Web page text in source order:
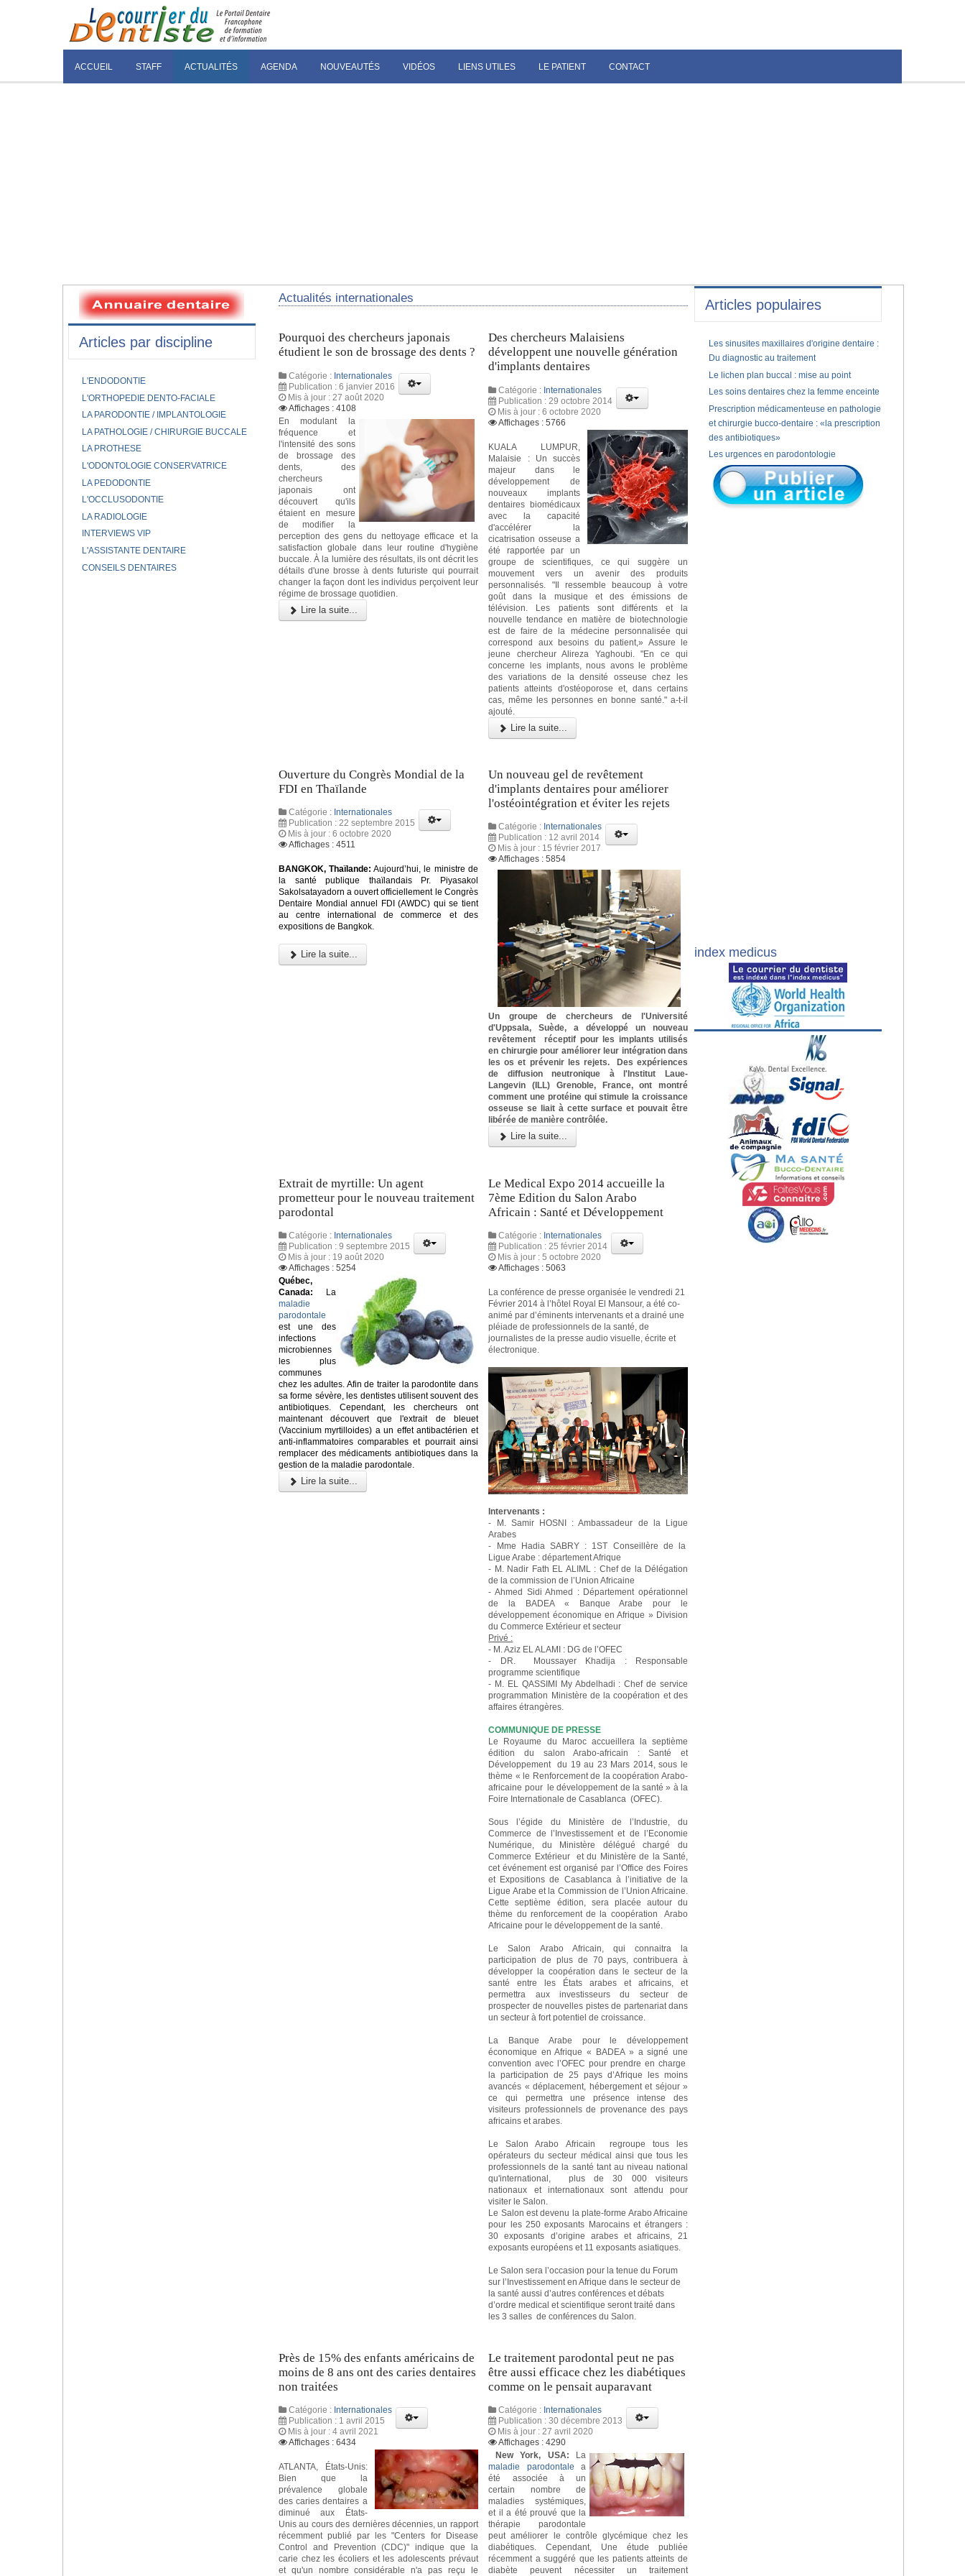
ACCUEIL STAFF ACTUALITÉS AGENDA NOUVEAUTÉS VIDÉOS LIENS UTILES LE PATIENT CONTACT
Actualités internationales
Pourquoi des chercheurs japonais
étudient le son de brossage des dents ?
Catégorie : Internationales
Publication : 6 janvier 2016
Mis à jour : 27 août 2020
Affichages : 4108
En modulant la
fréquence et
l'intensité des sons
de brossage des
dents, des
chercheurs
japonais ont
découvert qu'ils
étaient en mesure
de modifier la
perception des gens du nettoyage efficace et la
satisfaction globale dans leur routine d'hygiène
buccale. À la lumière des résultats, ils ont décrit les
détails d'une brosse à dents futuriste qui pourrait
changer la façon dont les individus perçoivent leur
régime de brossage quotidien.
Lire la suite...
Des chercheurs Malaisiens
développent une nouvelle génération
d'implants dentaires
Catégorie : Internationales
Publication : 29 octobre 2014
Mis à jour : 6 octobre 2020
Affichages : 5766
KUALA LUMPUR,
Malaisie : Un succès
majeur dans le
développement de
nouveaux implants
dentaires biomédicaux
avec la capacité
d'accélérer la
cicatrisation osseuse a
été rapportée par un
groupe de scientifiques, ce qui suggère un
mouvement vers un avenir des produits
personnalisés. "Il ressemble beaucoup à votre
goût dans la musique et des émissions de
télévision. Les patients sont différents et la
nouvelle tendance en matière de biotechnologie
est de faire de la médecine personnalisée qui
correspond aux besoins du patient,» Assure le
jeune chercheur Alireza Yaghoubi. "En ce qui
concerne les implants, nous avons le problème
des variations de la densité osseuse chez les
patients atteints d'ostéoporose et, dans certains
cas, même les personnes en bonne santé." a-t-il
ajouté.
Lire la suite...
Ouverture du Congrès Mondial de la
FDI en Thaïlande
Catégorie : Internationales
Publication : 22 septembre 2015
Mis à jour : 6 octobre 2020
Affichages : 4511
BANGKOK, Thaïlande: Aujourd’hui, le ministre de
la santé publique thaïlandais Pr. Piyasakol
Sakolsatayadorn a ouvert officiellement le Congrès
Dentaire Mondial annuel FDI (AWDC) qui se tient
au centre international de commerce et des
expositions de Bangkok.
Lire la suite...
Un nouveau gel de revêtement
d'implants dentaires pour améliorer
l'ostéointégration et éviter les rejets
Catégorie : Internationales
Publication : 12 avril 2014
Mis à jour : 15 février 2017
Affichages : 5854
Un groupe de chercheurs de l'Université
d'Uppsala, Suède, a développé un nouveau
revêtement réceptif pour les implants utilisés
en chirurgie pour améliorer leur intégration dans
les os et prévenir les rejets. Des expériences
de diffusion neutronique à l'Institut Laue-
Langevin (ILL) Grenoble, France, ont montré
comment une protéine qui stimule la croissance
osseuse se liait à cette surface et pouvait être
libérée de manière contrôlée.
Lire la suite...
Extrait de myrtille: Un agent
prometteur pour le nouveau traitement
parodontal
Catégorie : Internationales
Publication : 9 septembre 2015
Mis à jour : 19 août 2020
Affichages : 5254
Québec,
Canada: La
maladie
parodontale
est une des
infections
microbiennes
les plus
communes
chez les adultes. Afin de traiter la parodontite dans
sa forme sévère, les dentistes utilisent souvent des
antibiotiques. Cependant, les chercheurs ont
maintenant découvert que l'extrait de bleuet
(Vaccinium myrtilloides) a un effet antibactérien et
anti-inflammatoires comparables et pourrait ainsi
remplacer des médicaments antibiotiques dans la
gestion de la maladie parodontale.
Lire la suite...
Le Medical Expo 2014 accueille la
7ème Edition du Salon Arabo
Africain : Santé et Développement
Catégorie : Internationales
Publication : 25 février 2014
Mis à jour : 5 octobre 2020
Affichages : 5063
La conférence de presse organisée le vendredi 21
Février 2014 à l’hôtel Royal El Mansour, a été co-
animé par d’éminents intervenants et a drainé une
pléiade de professionnels de la santé, de
journalistes de la presse audio visuelle, écrite et
électronique.
Intervenants :
- M. Samir HOSNI : Ambassadeur de la Ligue
Arabes
- Mme Hadia SABRY : 1ST Conseillère de la
Ligue Arabe : département Afrique
- M. Nadir Fath EL ALIML : Chef de la Délégation
de la commission de l’Union Africaine
- Ahmed Sidi Ahmed : Département opérationnel
de la BADEA « Banque Arabe pour le
développement économique en Afrique » Division
du Commerce Extérieur et secteur
Privé :
- M. Aziz EL ALAMI : DG de l’OFEC
- DR. Moussayer Khadija : Responsable
programme scientifique
- M. EL QASSIMI My Abdelhadi : Chef de service
programmation Ministère de la coopération et des
affaires étrangères.
COMMUNIQUE DE PRESSE
Le Royaume du Maroc accueillera la septième
édition du salon Arabo-africain : Santé et
Développement du 19 au 23 Mars 2014, sous le
thème « le Renforcement de la coopération Arabo-
africaine pour le développement de la santé » à la
Foire Internationale de Casablanca (OFEC).
Sous l’égide du Ministère de l’Industrie, du
Commerce de l’Investissement et de l’Economie
Numérique, du Ministère délégué chargé du
Commerce Extérieur et du Ministère de la Santé,
cet événement est organisé par l’Office des Foires
et Expositions de Casablanca à l’initiative de la
Ligue Arabe et la Commission de l’Union Africaine.
Cette septième édition, sera placée autour du
thème du renforcement de la coopération Arabo
Africaine pour le développement de la santé.
Le Salon Arabo Africain, qui connaitra la
participation de plus de 70 pays, contribuera à
développer la coopération dans le secteur de la
santé entre les États arabes et africains, et
permettra aux investisseurs du secteur de
prospecter de nouvelles pistes de partenariat dans
un secteur à fort potentiel de croissance.
La Banque Arabe pour le développement
économique en Afrique « BADEA » a signé une
convention avec l’OFEC pour prendre en charge
la participation de 25 pays d’Afrique les moins
avancés « déplacement, hébergement et séjour »
ce qui permettra une présence intense des
visiteurs professionnels de provenance des pays
africains et arabes.
Le Salon Arabo Africain regroupe tous les
opérateurs du secteur médical ainsi que tous les
professionnels de la santé tant au niveau national
qu'international, plus de 30 000 visiteurs
nationaux et internationaux sont attendu pour
visiter le Salon.
Le Salon est devenu la plate-forme Arabo Africaine
pour les 250 exposants Marocains et étrangers :
30 exposants d’origine arabes et africains, 21
exposants européens et 11 exposants asiatiques.
Le Salon sera l’occasion pour la tenue du Forum
sur l’Investissement en Afrique dans le secteur de
la santé aussi d’autres conférences et débats
d’ordre medical et scientifique seront traité dans
les 3 salles de conférences du Salon.
Près de 15% des enfants américains de
moins de 8 ans ont des caries dentaires
non traitées
Catégorie : Internationales
Publication : 1 avril 2015
Mis à jour : 4 avril 2021
Affichages : 6434
ATLANTA, États-Unis:
Bien que la
prévalence globale
des caries dentaires a
diminué aux États-
Unis au cours des dernières décennies, un rapport
récemment publié par les "Centers for Disease
Control and Prevention (CDC)" indique que la
carie chez les écoliers et les adolescents prévaut
et qu'un nombre considérable n'a pas reçu le
Le traitement parodontal peut ne pas
être aussi efficace chez les diabétiques
comme on le pensait auparavant
Catégorie : Internationales
Publication : 30 décembre 2013
Mis à jour : 27 avril 2020
Affichages : 4290
New York, USA: La
maladie parodontale a
été associée à un
certain nombre de
maladies systémiques,
et il a été prouvé que la
thérapie parodontale
peut améliorer le contrôle glycémique chez les
diabétiques. Cependant, Une étude publiée
récemment a suggéré que les patients atteints de
diabète peuvent nécessiter un traitement
Articles par discipline
L'ENDODONTIE
L'ORTHOPEDIE DENTO-FACIALE
LA PARODONTIE / IMPLANTOLOGIE
LA PATHOLOGIE / CHIRURGIE BUCCALE
LA PROTHESE
L'ODONTOLOGIE CONSERVATRICE
LA PEDODONTIE
L'OCCLUSODONTIE
LA RADIOLOGIE
INTERVIEWS VIP
L'ASSISTANTE DENTAIRE
CONSEILS DENTAIRES
Articles populaires
Les sinusites maxillaires d'origine dentaire :
Du diagnostic au traitement
Le lichen plan buccal : mise au point
Les soins dentaires chez la femme enceinte
Prescription médicamenteuse en pathologie
et chirurgie bucco-dentaire : «la prescription
des antibiotiques»
Les urgences en parodontologie
index medicus